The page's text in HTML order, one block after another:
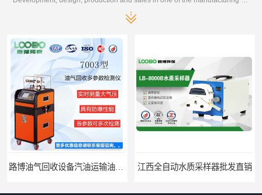
江西全自动水质采样器批发直销